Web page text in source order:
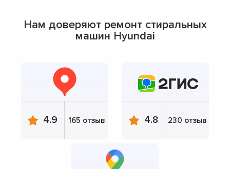
Нам доверяют ремонт стиральных
машин Hyundai
4.9 165 отзыв 4.8 230 отзыв